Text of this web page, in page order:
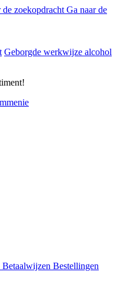
de zoekopdracht Ga naar de
Geborgde werkwijze alcohol
Betaalwijzen Bestellingen